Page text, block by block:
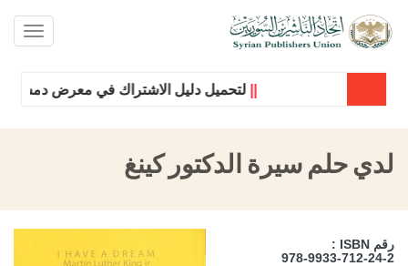
لتحميل دليل الاشتراك في معرض دمشق
لدي حلم سيرة الدكتور كينغ
رقم ISBN :
978-9933-712-24-2